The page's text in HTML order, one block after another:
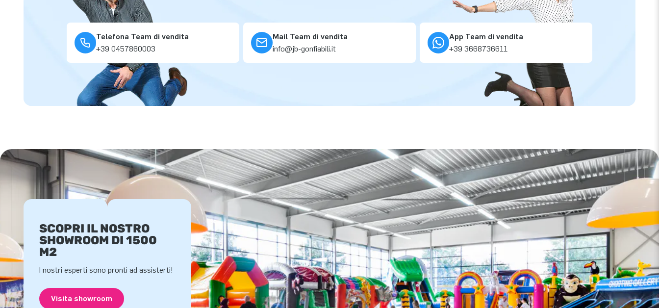
Telefona Team di vendita
+39 0457860003
Mail Team di vendita
info@jb-gonfiabili.it
App Team di vendita
+39 3668736611
SCOPRI IL NOSTRO
SHOWROOM DI 1500
M2
I nostri esperti sono pronti ad assisterti!
Visita showroom